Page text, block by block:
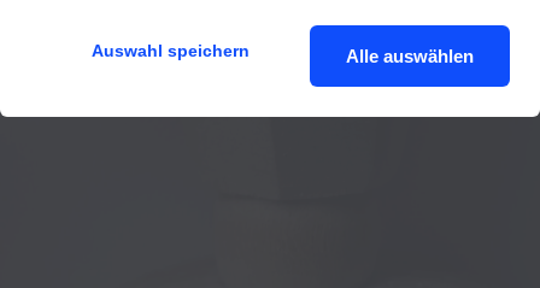
Auswahl speichern Alle auswählen